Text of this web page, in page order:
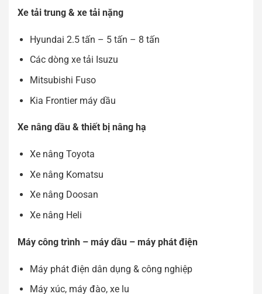
Xe tải trung & xe tải nặng
Hyundai 2.5 tấn – 5 tấn – 8 tấn
Các dòng xe tải Isuzu
Mitsubishi Fuso
Kia Frontier máy dầu
Xe nâng dầu & thiết bị nâng hạ
Xe nâng Toyota
Xe nâng Komatsu
Xe nâng Doosan
Xe nâng Heli
Máy công trình – máy dầu – máy phát điện
Máy phát điện dân dụng & công nghiệp
Máy xúc, máy đào, xe lu